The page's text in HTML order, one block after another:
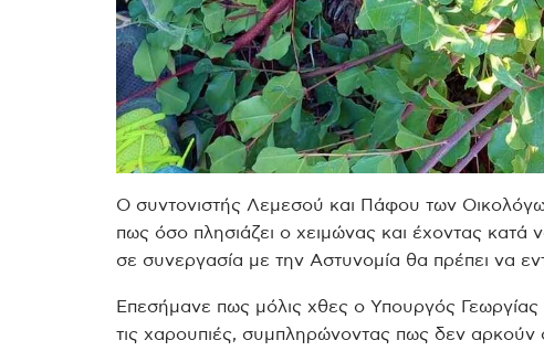
Ο συντονιστής Λεμεσού και Πάφου των
πως όσο πλησιάζει ο χειμώνας και έχοντας κατά
σε συνεργασία με την Αστυνομία θα πρέπει να
Επεσήμανε πως μόλις χθες ο Υπουργός
τις χαρουπιές, συμπληρώνοντας πως δεν αρκούν